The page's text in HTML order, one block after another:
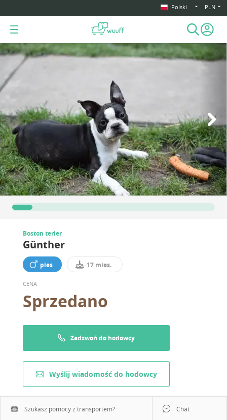
Polski PLN
Boston terier
Günther
pies 17 mies.
CENA
Sprzedano
Zadzwoń do hodowcy
Wyślij wiadomość do hodowcy
Szukasz pomocy z transportem? Chat